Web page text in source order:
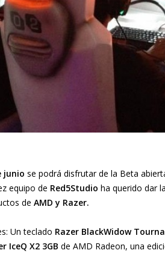
junio se podrá disfrutar de la Beta
equipo de Red5Studio ha querido dar
de AMD y Razer.
Un teclado Razer BlackWidow
IceQ X2 3GB de AMD Radeon, una